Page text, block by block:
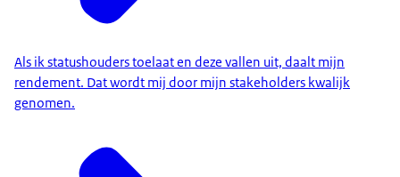
Als ik statushouders toelaat en deze vallen uit, daalt mijn
rendement. Dat wordt mij door mijn stakeholders kwalijk
genomen.